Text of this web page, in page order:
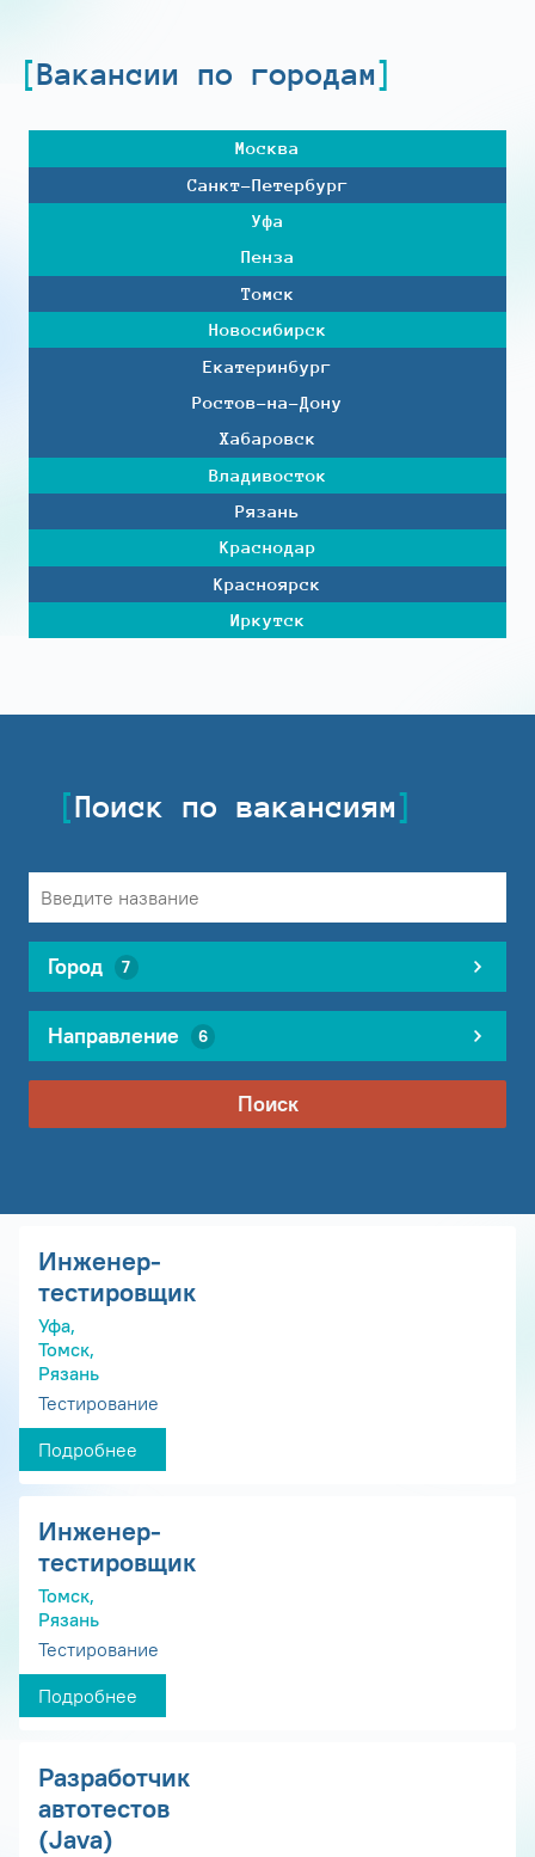
Вакансии по городам
Москва
Санкт-Петербург
Уфа
Пенза
Томск
Новосибирск
Екатеринбург
Ростов-на-Дону
Хабаровск
Владивосток
Рязань
Краснодар
Красноярск
Иркутск
Поиск по вакансиям
Город 7
Направление 6
Поиск
Инженер-
тестировщик
Уфа,
Томск,
Рязань
Тестирование
Подробнее
Инженер-
тестировщик
Томск,
Рязань
Тестирование
Подробнее
Разработчик
автотестов
(Java)